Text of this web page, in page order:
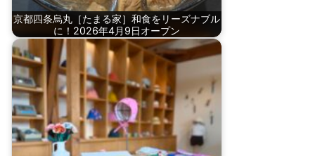
京都四条烏丸［たまる家］和食をリーズナブル
に！2026年4月9日オープン